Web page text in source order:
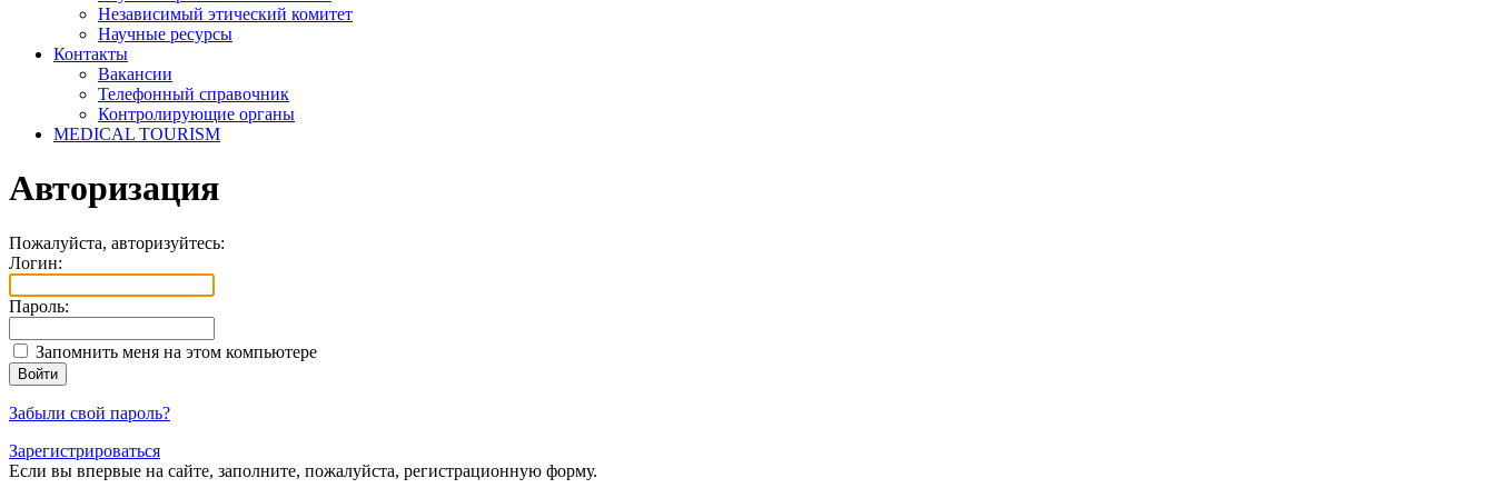
Независимый этический комитет
Научные ресурсы
Контакты
Вакансии
Телефонный справочник
Контролирующие органы
MEDICAL TOURISM
Авторизация
Пожалуйста, авторизуйтесь:
Логин:
Пароль:
Запомнить меня на этом компьютере
Забыли свой пароль?
Зарегистрироваться
Если вы впервые на сайте, заполните, пожалуйста, регистрационную форму.